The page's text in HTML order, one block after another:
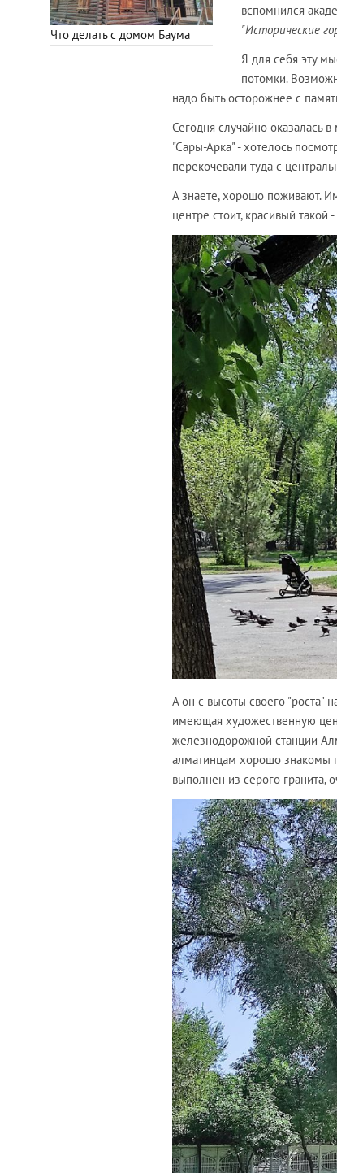
Что делать с домом Баума
вспомнился
"Исторические
Я для себя эту
потомки.
надо быть осторожнее с
Сегодня случайно оказалась
"Сары-Арка" - хотелось
перекочевали туда с
А знаете, хорошо поживают.
центре стоит, красивый такой
А он с высоты своего "роста"
имеющая художественную
железнодорожной станции
алматинцам хорошо знакомы
выполнен из серого